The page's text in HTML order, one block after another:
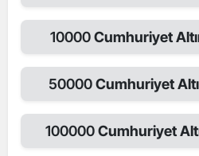
10000Cumhuriyet
50000Cumhuriyet
100000Cumhuriyet